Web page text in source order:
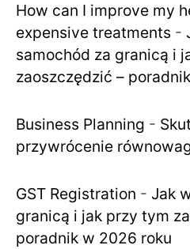
How can I improve my
expensive treatments -
samochód za granicą i
zaoszczędzić –
Business Planning -
przywrócenie
GST Registration - Jak
granicą i jak przy tym
poradnik w 2026 roku